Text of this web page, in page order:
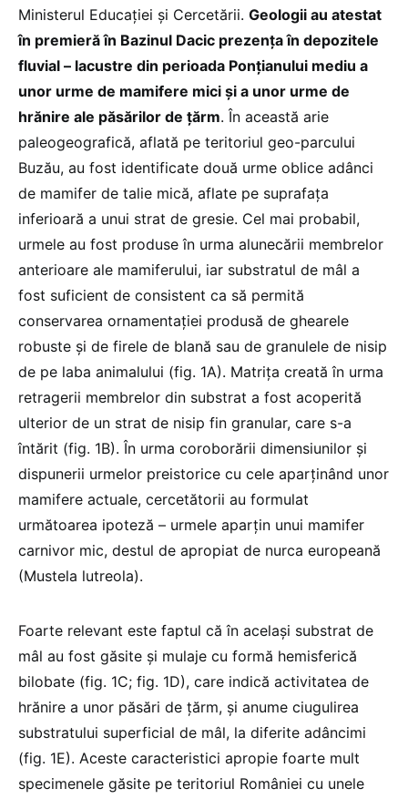
Ministerul Educației și Cercetării. Geologii au atestat
în premieră în Bazinul Dacic prezența în depozitele
fluvial – lacustre din perioada Ponțianului mediu a
unor urme de mamifere mici și a unor urme de
hrănire ale păsărilor de țărm. În această arie
paleogeografică, aflată pe teritoriul geo-parcului
Buzău, au fost identificate două urme oblice adânci
de mamifer de talie mică, aflate pe suprafața
inferioară a unui strat de gresie. Cel mai probabil,
urmele au fost produse în urma alunecării membrelor
anterioare ale mamiferului, iar substratul de mâl a
fost suficient de consistent ca să permită
conservarea ornamentației produsă de ghearele
robuste și de firele de blană sau de granulele de nisip
de pe laba animalului (fig. 1A). Matrița creată în urma
retragerii membrelor din substrat a fost acoperită
ulterior de un strat de nisip fin granular, care s-a
întărit (fig. 1B). În urma coroborării dimensiunilor și
dispunerii urmelor preistorice cu cele aparținând unor
mamifere actuale, cercetătorii au formulat
următoarea ipoteză – urmele aparțin unui mamifer
carnivor mic, destul de apropiat de nurca europeană
(Mustela lutreola).
Foarte relevant este faptul că în același substrat de
mâl au fost găsite și mulaje cu formă hemisferică
bilobate (fig. 1C; fig. 1D), care indică activitatea de
hrănire a unor păsări de țărm, și anume ciugulirea
substratului superficial de mâl, la diferite adâncimi
(fig. 1E). Aceste caracteristici apropie foarte mult
specimenele găsite pe teritoriul României cu unele